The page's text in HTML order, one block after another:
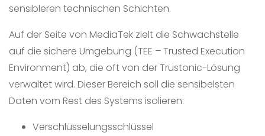
sensibleren technischen Schichten.
Auf der Seite von MediaTek zielt die Schwachstelle
auf die sichere Umgebung (TEE – Trusted Execution
Environment) ab, die oft von der Trustonic-Lösung
verwaltet wird. Dieser Bereich soll die sensibelsten
Daten vom Rest des Systems isolieren:
Verschlüsselungsschlüssel